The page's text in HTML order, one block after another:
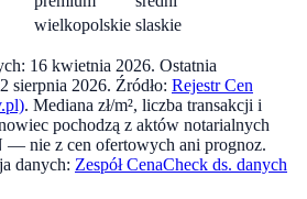
wielkopolskie slaskie
16 kwietnia 2026. Ostatnia
2 sierpnia 2026. Źródło: Rejestr Cen
. Mediana zł/m², liczba transakcji i
pochodzą z aktów notarialnych
— nie z cen ofertowych ani prognoz.
danych: Zespół CenaCheck ds. danych